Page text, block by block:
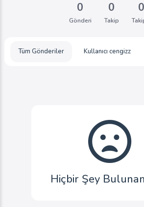
0
Gönderi
0
Takip
0
Tüm Gönderiler Kullanıcı cengizz
Hiçbir Şey